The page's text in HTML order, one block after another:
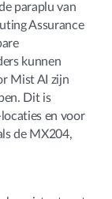
paraplu van
Assurance
kunnen
Mist AI zijn
Dit is
en voor
de MX204,